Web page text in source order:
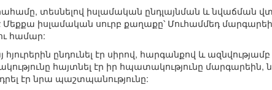
տեսնելով իսլամական ընդլայնման և նվաճման
իսլամական սուրբ քաղաքը՝ Մուհամմեդ
համար:
ընդունել էր սիրով, հարգանքով և ազնվությամբ
հայտնել էր իր հպատակությունը մարգարեին,
էր նրա պաշտպանությունը: